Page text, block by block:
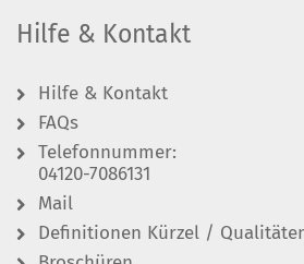
Hilfe & Kontakt
Hilfe & Kontakt
FAQs
Telefonnummer:
04120-7086131
Mail
Definitionen Kürzel /